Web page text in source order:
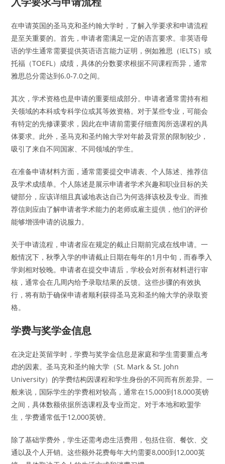
在申请英国的圣马克和圣约翰大学时，了解入学要求和申请流程
是至关重要的。首先，申请者需满足一定的语言要求。非英语母
语的学生通常需要提供英语语言能力证明，例如雅思（IELTS）或
托福（TOEFL）成绩，具体的分数要求根据不同课程而异，通常
雅思总分需达到6.0-7.0之间。
其次，学术资格也是申请的重要组成部分。申请者通常需持有相
关领域的本科或专科学位或其等效资格。对于某些专业，可能会
有特定的先修课要求，因此在申请前需要仔细查阅所选课程的具
体要求。此外，圣马克和圣约翰大学对年龄及背景的限制较少，
吸引了来自不同国家、不同领域的学生。
在准备申请材料方面，通常需要提交申请表、个人陈述、推荐信
及学术成绩单。个人陈述是展示申请者学术兴趣和职业目标的关
键部分，应该详细且真诚地表达自己为何选择该校及专业。而推
荐信则应由了解申请者学术能力的老师或雇主提供，他们的评价
能够增强申请的说服力。
关于申请流程，申请者应在规定的截止日期前完成在线申请。一
般情况下，秋季入学的申请截止日期在每年的1月中旬，而春季入
学则相对较晚。申请者在提交申请后，学校会对所有材料进行审
核，通常会在几周内给予录取结果的反馈。这些步骤的有效执
行，将有助于确保申请者顺利获得圣马克和圣约翰大学的录取资
格。
学费与奖学金信息
在决定赴英留学时，学费与奖学金信息是家庭和学生需要重点考
虑的因素。圣马克和圣约翰大学（St. Mark & St. John
University）的学费结构因课程和学生身份的不同而有所差异。一
般来说，国际学生的学费相对较高，通常在15,000到18,000英镑
之间，具体数额依据所选课程及专业而定。对于本地和欧盟学
生，学费通常低于12,000英镑。
除了基础学费外，学生还需考虑生活费用，包括住宿、餐饮、交
通以及个人开销。这些额外花费每年大约需要8,000到12,000英